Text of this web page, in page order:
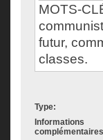
MOTS-
futur,
classes.
Type:
Informations